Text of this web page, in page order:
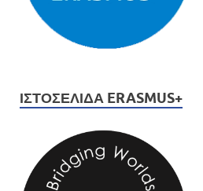
ΙΣΤΟΣΕΛΊΔΑ ERASMUS+